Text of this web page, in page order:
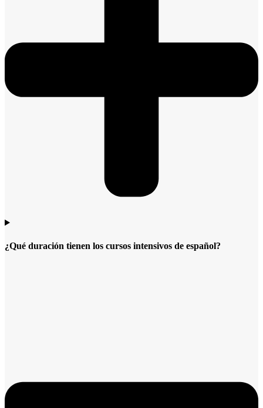
¿Qué duración tienen los cursos intensivos de español?